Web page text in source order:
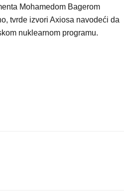
Mohamedom Bagerom
tvrde izvori Axiosa navodeći da
nuklearnom programu.